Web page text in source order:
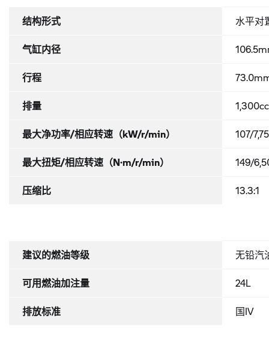
结构形式 水平对
气缸内径
行程
排量 1,300cc
最大净功率/相应转速（kW/r/min） 107/
最大扭矩/相应转速（N·m/r/min） 149/
压缩比 13.3:1
建议的燃油等级 无铅汽
可用燃油加注量 24L
排放标准 国IV